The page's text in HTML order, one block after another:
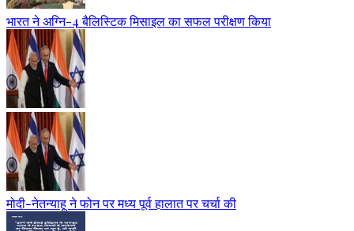
भारत ने अग्नि-4 बैलिस्टिक मिसाइल का सफल परीक्षण किया
मोदी-नेतन्याहू ने फोन पर मध्य पूर्व हालात पर चर्चा की